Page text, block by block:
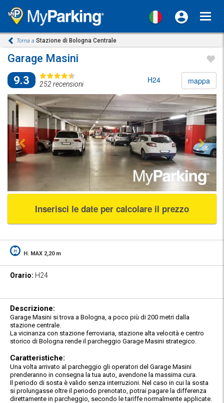
Torna a Stazione di Bologna Centrale
Garage Masini
9.3
252 recensioni H24 mappa
Previous Next
Inserisci le date per calcolare il prezzo
H. MAX 2,20 m
Orario: H24
Descrizione:
Garage Masini si trova a Bologna, a poco più di 200 metri dalla
stazione centrale.
La vicinanza con stazione ferroviaria, stazione alta velocità e centro
storico di Bologna rende il parcheggio Garage Masini strategico.
Caratteristiche:
Una volta arrivato al parcheggio gli operatori del Garage Masini
prenderanno in consegna la tua auto, avendone la massima cura.
Il periodo di sosta è valido senza interruzioni. Nel caso in cui la sosta
si prolungasse oltre il periodo prenotato, potrai pagare la differenza
direttamente in parcheggio, secondo le tariffe normalmente applicate.